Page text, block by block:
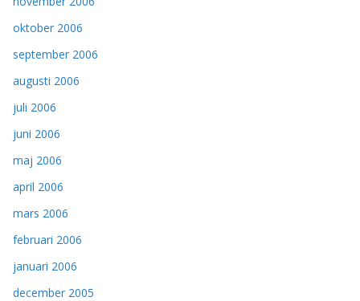
oktober 2006
september 2006
augusti 2006
juli 2006
juni 2006
maj 2006
april 2006
mars 2006
februari 2006
januari 2006
december 2005